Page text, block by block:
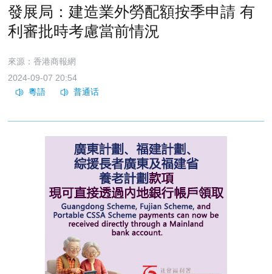
發展局：建造業外勞配額按季申請 有
利審批時考慮當前情況
來源：香港商報網
2024-09-07 20:54